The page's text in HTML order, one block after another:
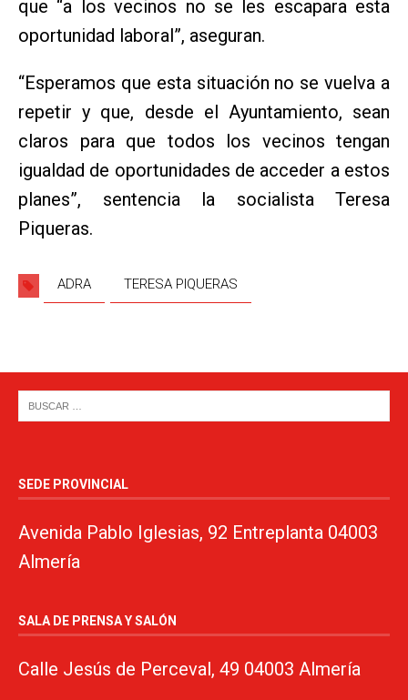
que “a los vecinos no se les escapara esta
oportunidad laboral”, aseguran.
“Esperamos que esta situación no se vuelva a
repetir y que, desde el Ayuntamiento, sean
claros para que todos los vecinos tengan
igualdad de oportunidades de acceder a estos
planes”, sentencia la socialista Teresa
Piqueras.
ADRA TERESA PIQUERAS
SEDE PROVINCIAL
Avenida Pablo Iglesias, 92 Entreplanta 04003
Almería
SALA DE PRENSA Y SALÓN
Calle Jesús de Perceval, 49 04003 Almería